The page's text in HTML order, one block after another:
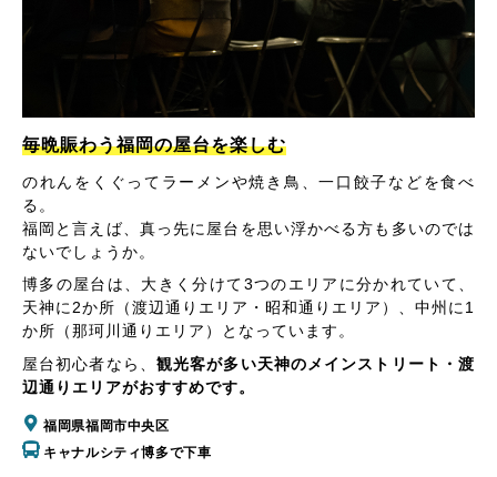
毎晩賑わう福岡の屋台を楽しむ
のれんをくぐってラーメンや焼き鳥、一口餃子などを食べ
る。
福岡と言えば、真っ先に屋台を思い浮かべる方も多いのでは
ないでしょうか。
博多の屋台は、大きく分けて3つのエリアに分かれていて、
天神に2か所（渡辺通りエリア・昭和通りエリア）、中州に1
か所（那珂川通りエリア）となっています。
屋台初心者なら、 観光客が多い天神のメインストリート・渡
辺通りエリアがおすすめです。
福岡県福岡市中央区
キャナルシティ博多で下車